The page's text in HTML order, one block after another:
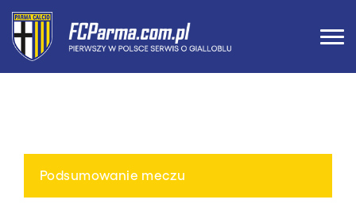
Podsumowanie meczu